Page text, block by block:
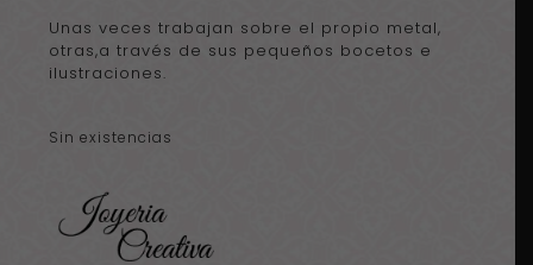
Unas veces trabajan sobre el propio metal,
otras,a través de sus pequeños bocetos e
ilustraciones.
Sin existencias